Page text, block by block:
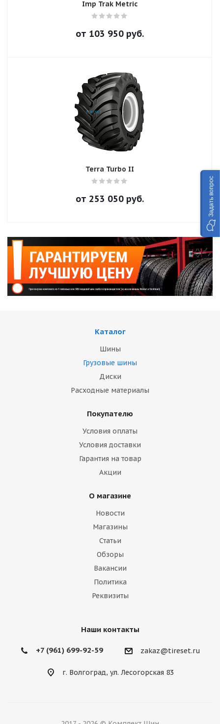
Imp Trak Metric
от 103 950руб.
Terra Turbo II
от 253 050руб.
Каталог
Шины
Грузовые шины
Диски
Расходные материалы
Покупателю
Условия оплаты
Условия доставки
Гарантия на товар
Акции
О магазине
Новости
Магазины
Статьи
Обзоры
Вакансии
Политика
Реквизиты
Наши контакты
+7 (961) 699-92-59 zakaz@tireset.ru
г. Волгоград, ул. Лесогорская 83
Задать вопрос